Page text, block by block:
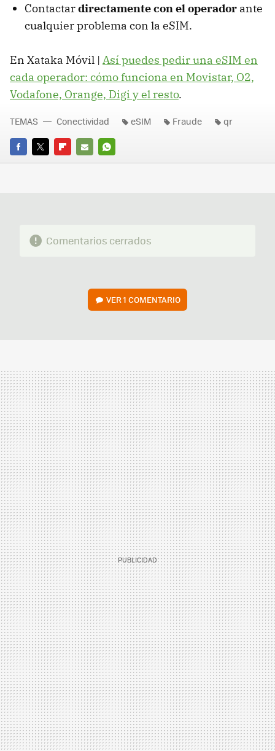
Contactardirectamente con el operador ante
cualquier problema con la eSIM.
En Xataka Móvil | Así puedes pedir una eSIM en
cada operador: cómo funciona en Movistar, O2,
Vodafone, Orange, Digi y el resto.
FACEBOOK
TWITTERFLIPBOARD
E-
WHATSAPP
TEMAS Conectividad eSIM Fraude qr
Comentarios cerrados
VER1 COMENTARIO